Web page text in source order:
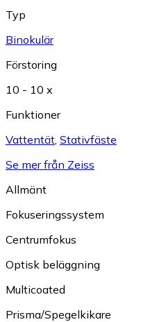
Typ
Binokulär
Förstoring
10 - 10 x
Funktioner
Vattentät Stativfäste
Se mer från Zeiss
Allmänt
Fokuseringssystem
Centrumfokus
Optisk beläggning
Multicoated
Prisma/Spegelkikare